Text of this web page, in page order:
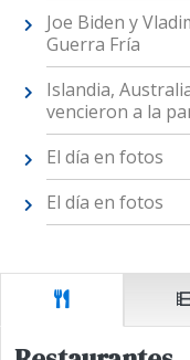
Joe Biden y
Guerra Fría
Islandia,
vencieron a la
El día en fotos
El día en fotos